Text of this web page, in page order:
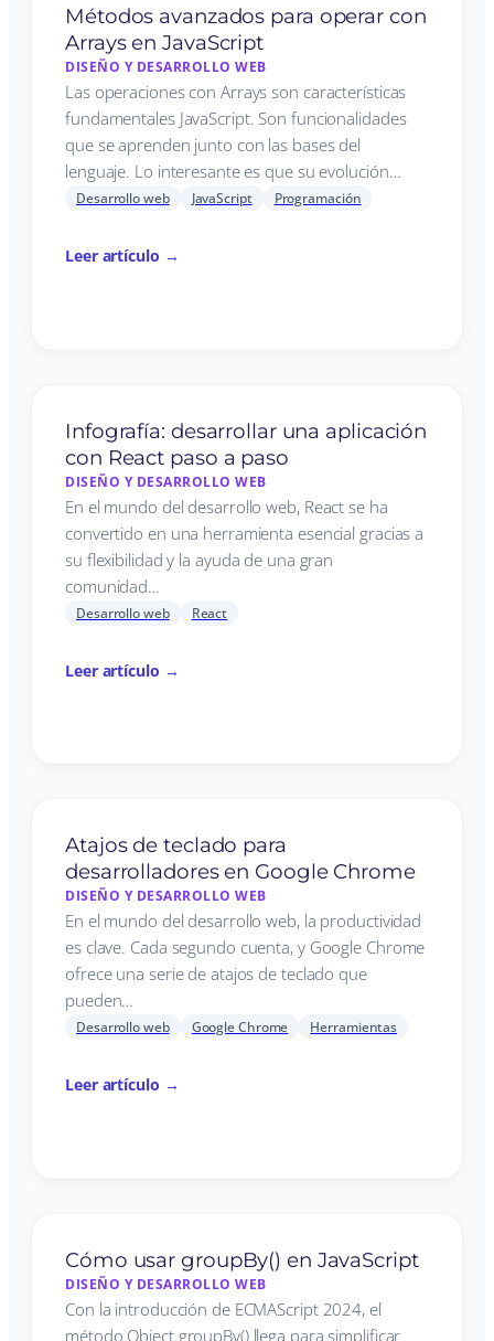
Métodos avanzados para operar con
Arrays en JavaScript
DISEÑO Y DESARROLLO WEB
Las operaciones con Arrays son características
fundamentales JavaScript. Son funcionalidades
que se aprenden junto con las bases del
lenguaje. Lo interesante es que su evolución…
Desarrollo web JavaScript Programación
Leer artículo →
Infografía: desarrollar una aplicación
con React paso a paso
DISEÑO Y DESARROLLO WEB
En el mundo del desarrollo web, React se ha
convertido en una herramienta esencial gracias a
su flexibilidad y la ayuda de una gran
comunidad…
Desarrollo web React
Leer artículo →
Atajos de teclado para
desarrolladores en Google Chrome
DISEÑO Y DESARROLLO WEB
En el mundo del desarrollo web, la productividad
es clave. Cada segundo cuenta, y Google Chrome
ofrece una serie de atajos de teclado que
pueden…
Desarrollo web Google Chrome Herramientas
Leer artículo →
Cómo usar groupBy() en JavaScript
DISEÑO Y DESARROLLO WEB
Con la introducción de ECMAScript 2024, el
método Object.groupBy() llega para simplificar